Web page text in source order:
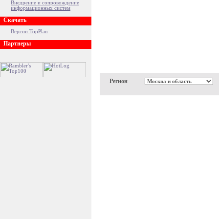
Внедрение и сопровождение
информационных систем
Скачать
Версии TopPlan
Партнеры
Регион